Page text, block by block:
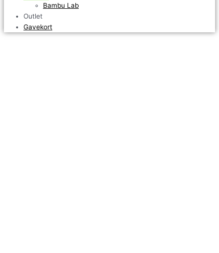
Bambu Lab
Outlet
Gavekort